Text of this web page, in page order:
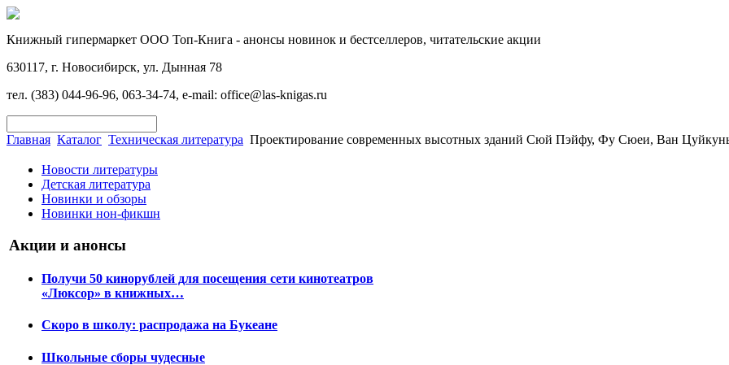
Книжный гипермаркет ООО Топ-Книга - анонсы новинок и бестселлеров, читательские акции
630117, г. Новосибирск, ул. Дынная 78
тел. (383) 044-96-96, 063-34-74, e-mail: office@las-knigas.ru
Главная Каталог Техническая литература Проектирование современных высотных зданий Сюй Пэйфу, Фу Сюеи, Ван
Новости литературы
Детская литература
Новинки и обзоры
Новинки нон-фикшн
Акции и анонсы
Получи 50 кинорублей для посещения сети кинотеатров
«Люксор» в книжных…
Скоро в школу: распродажа на Букеане
Школьные сборы чудесные